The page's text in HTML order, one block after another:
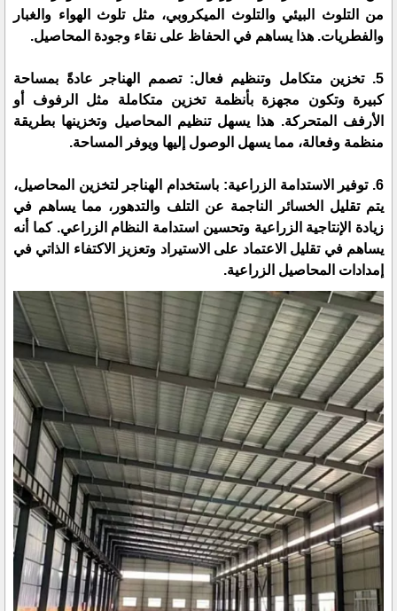
من التلوث البيئي والتلوث الميكروبي، مثل تلوث الهواء والغبار
والفطريات. هذا يساهم في الحفاظ على نقاء وجودة المحاصيل.
5. تخزين متكامل وتنظيم فعال: تصمم الهناجر عادةً بمساحة
كبيرة وتكون مجهزة بأنظمة تخزين متكاملة مثل الرفوف أو
الأرفف المتحركة. هذا يسهل تنظيم المحاصيل وتخزينها بطريقة
منظمة وفعالة، مما يسهل الوصول إليها ويوفر المساحة.
6. توفير الاستدامة الزراعية: باستخدام الهناجر لتخزين المحاصيل،
يتم تقليل الخسائر الناجمة عن التلف والتدهور، مما يساهم في
زيادة الإنتاجية الزراعية وتحسين استدامة النظام الزراعي. كما أنه
يساهم في تقليل الاعتماد على الاستيراد وتعزيز الاكتفاء الذاتي في
إمدادات المحاصيل الزراعية.